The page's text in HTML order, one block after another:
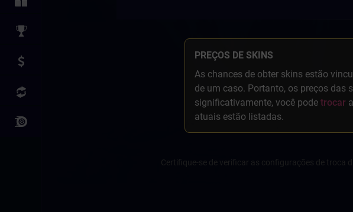
PREÇOS DE SKINS
As chances de obter skins estão
de um caso. Portanto, os preços das
significativamente, você pode trocar
atuais estão listadas.
Certifique-se de verificar as configurações de troca